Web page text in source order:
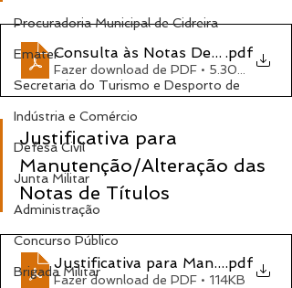
Procuradoria Municipal de Cidreira
Emater
Secretaria do Turismo e Desporto de
Indústria e Comércio
Defesa Civil
Junta Militar
Administração
Concurso Público
Brigada Militar
Consulta às Notas Definitivas
.pdf
Fazer download de PDF • 5.30MB
Justificativa para
Manutenção/Alteração das
Notas de Títulos
Justificativa para Manutenção -
.pdf
Fazer download de PDF • 114KB